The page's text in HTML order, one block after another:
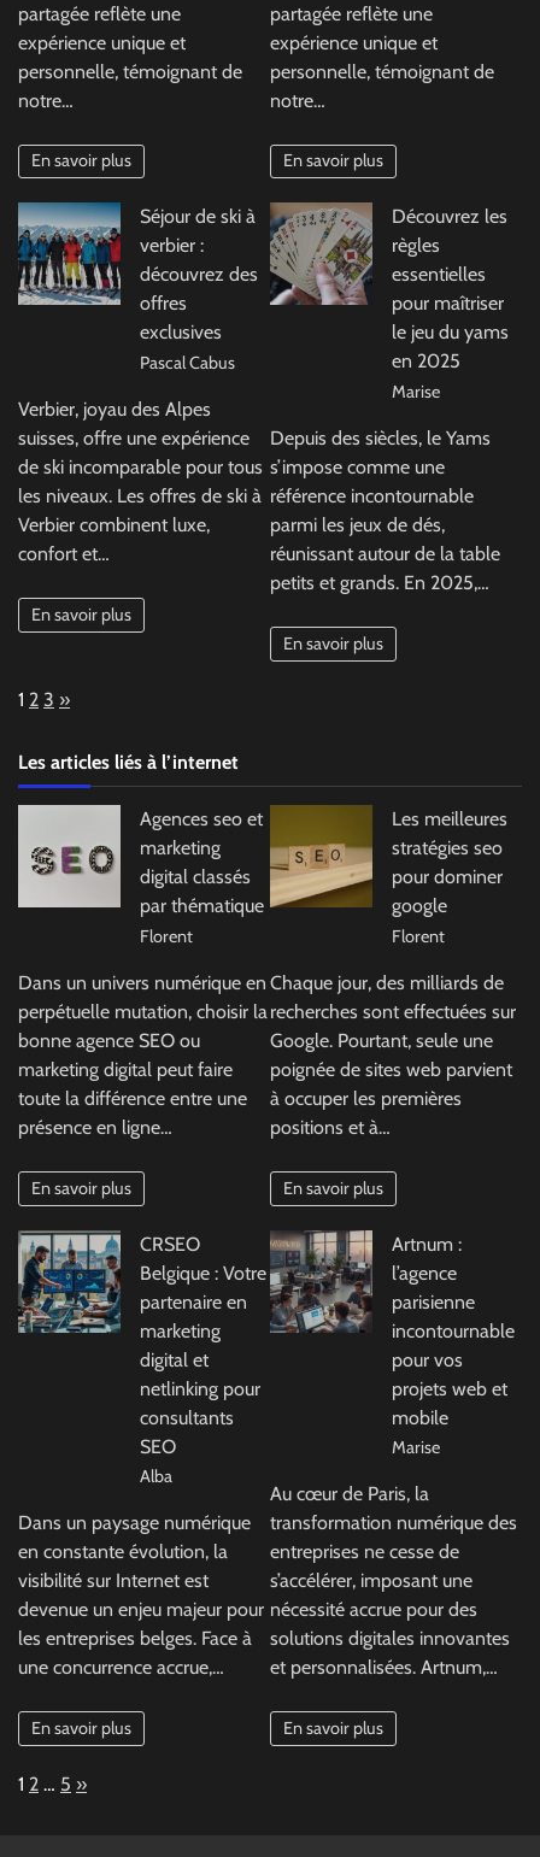
partagée reflète une
expérience unique et
personnelle, témoignant de
notre…
En savoir plus
partagée reflète une
expérience unique et
personnelle, témoignant de
notre…
En savoir plus
Séjour de ski à
verbier :
découvrez des
offres
exclusives
Pascal Cabus
Verbier, joyau des Alpes
suisses, offre une expérience
de ski incomparable pour tous
les niveaux. Les offres de ski à
Verbier combinent luxe,
confort et…
En savoir plus
Découvrez les
règles
essentielles
pour maîtriser
le jeu du yams
en 2025
Marise
Depuis des siècles, le Yams
s’impose comme une
référence incontournable
parmi les jeux de dés,
réunissant autour de la table
petits et grands. En 2025,…
En savoir plus
Page:
1 2 3 Next
»
Les articles liés à l’internet
Agences seo et
marketing
digital classés
par thématique
Florent
Dans un univers numérique en
perpétuelle mutation, choisir la
bonne agence SEO ou
marketing digital peut faire
toute la différence entre une
présence en ligne…
En savoir plus
Les meilleures
stratégies seo
pour dominer
google
Florent
Chaque jour, des milliards de
recherches sont effectuées sur
Google. Pourtant, seule une
poignée de sites web parvient
à occuper les premières
positions et à…
En savoir plus
CRSEO
Belgique : Votre
partenaire en
marketing
digital et
netlinking pour
consultants
SEO
Alba
Dans un paysage numérique
en constante évolution, la
visibilité sur Internet est
devenue un enjeu majeur pour
les entreprises belges. Face à
une concurrence accrue,…
En savoir plus
Artnum :
l’agence
parisienne
incontournable
pour vos
projets web et
mobile
Marise
Au cœur de Paris, la
transformation numérique des
entreprises ne cesse de
s’accélérer, imposant une
nécessité accrue pour des
solutions digitales innovantes
et personnalisées. Artnum,…
En savoir plus
Page:
1 2 … 5 Next
»